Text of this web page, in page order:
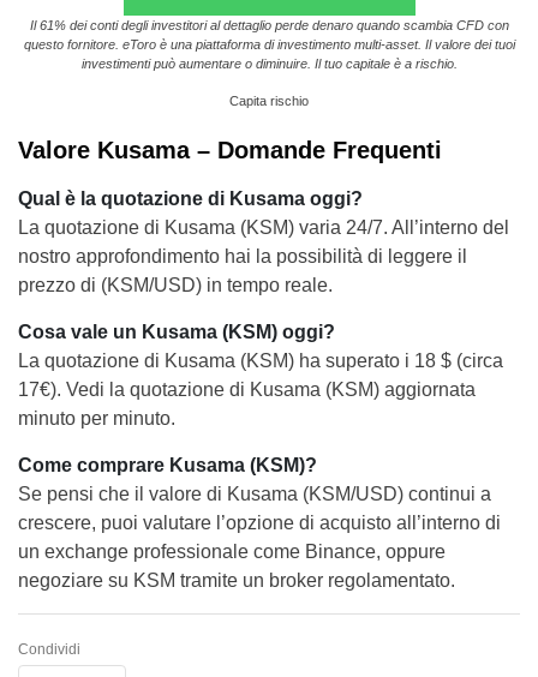
Il 61% dei conti degli investitori al dettaglio perde denaro quando scambia CFD con
questo fornitore. eToro è una piattaforma di investimento multi-asset. Il valore dei tuoi
investimenti può aumentare o diminuire. Il tuo capitale è a rischio.
Capita rischio
Valore Kusama – Domande Frequenti
Qual è la quotazione di Kusama oggi?
La quotazione di Kusama (KSM) varia 24/7. All’interno del
nostro approfondimento hai la possibilità di leggere il
prezzo di (KSM/USD) in tempo reale.
Cosa vale un Kusama (KSM) oggi?
La quotazione di Kusama (KSM) ha superato i 18 $ (circa
17€). Vedi la quotazione di Kusama (KSM) aggiornata
minuto per minuto.
Come comprare Kusama (KSM)?
Se pensi che il valore di Kusama (KSM/USD) continui a
crescere, puoi valutare l’opzione di acquisto all’interno di
un exchange professionale come Binance, oppure
negoziare su KSM tramite un broker regolamentato.
Condividi